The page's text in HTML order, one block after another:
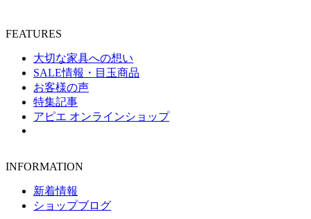
FEATURES
大切な家具への想い
SALE情報・目玉商品
お客様の声
特集記事
アピエ オンラインショップ
INFORMATION
新着情報
ショップブログ